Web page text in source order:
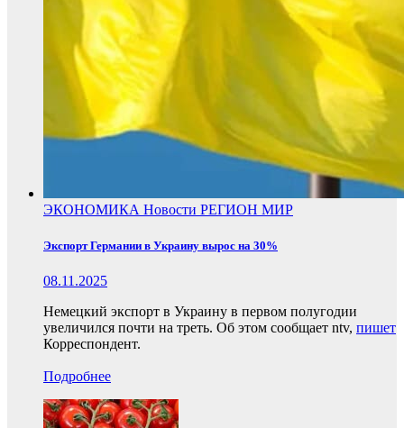
ЭКОНОМИКА Новости РЕГИОН МИР
Экспорт Германии в Украину вырос на 30%
08.11.2025
Немецкий экспорт в Украину в первом полугодии
увеличился почти на треть. Об этом сообщает ntv, пишет
Корреспондент.
Подробнее